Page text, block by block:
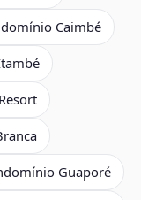
Caimbé
Guaporé